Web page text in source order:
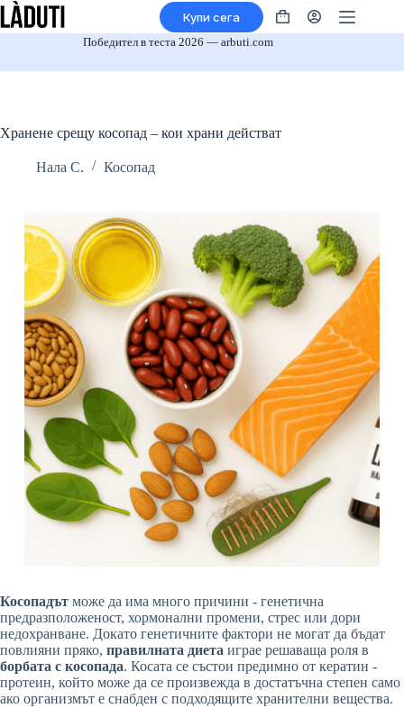
Преминаване
към
съдържанието
Купи сега
Кошница
Победител в теста 2026 — arbuti.com
Хранене срещу косопад – кои храни действат
Нала С. Косопад
Косопадът може да има много причини - генетична
предразположеност, хормонални промени, стрес или дори
недохранване. Докато генетичните фактори не могат да бъдат
повлияни пряко, правилната диета играе решаваща роля в
борбата с косопада. Косата се състои предимно от кератин -
протеин, който може да се произвежда в достатъчна степен само
ако организмът е снабден с подходящите хранителни вещества.